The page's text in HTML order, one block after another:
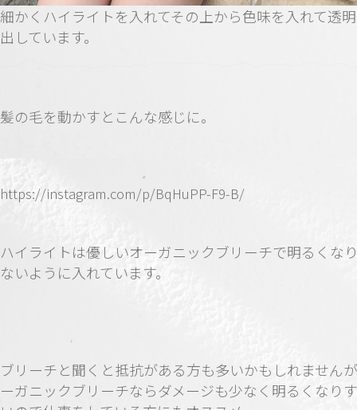
細かくハイライトを入れてその上から色味を入れて透
出しています。
髪の毛を動かすとこんな感じに。
https://instagram.com/p/BqHuPP-F9-B/
ハイライトは優しいオーガニックブリーチで明るくな
ないように入れています。
ブリーチと聞くと抵抗がある方も多いかもしれません
ーガニックブリーチならダメージも少なく明るくなり